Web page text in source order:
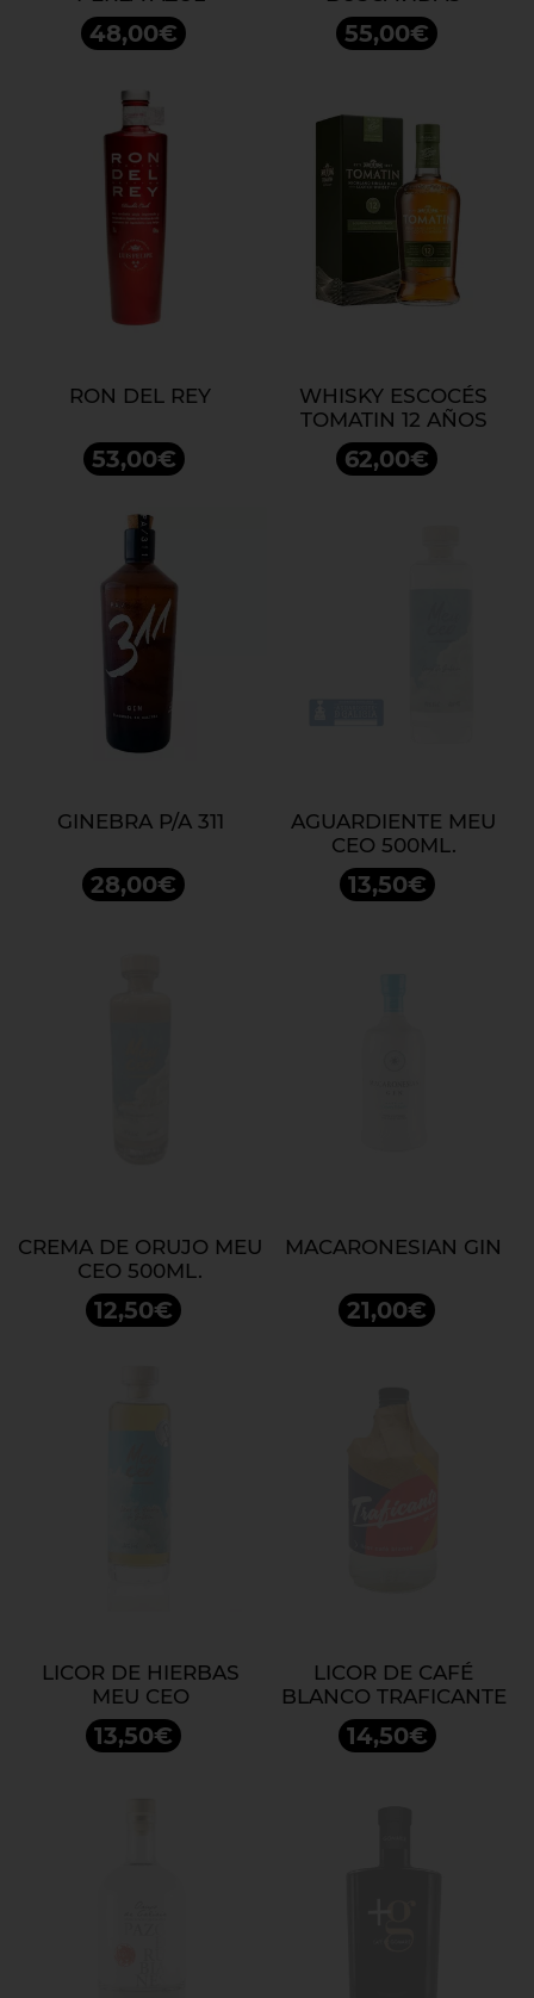
48,00€ 55,00€
RON DEL REY
53,00€
WHISKY ESCOCÉS
TOMATIN 12 AÑOS
62,00€
GINEBRA P/A 311
28,00€
AGUARDIENTE MEU
CEO 500ML.
13,50€
CREMA DE ORUJO MEU
CEO 500ML.
12,50€
MACARONESIAN GIN
21,00€
LICOR DE HIERBAS
MEU CEO
13,50€
LICOR DE CAFÉ
BLANCO TRAFICANTE
14,50€